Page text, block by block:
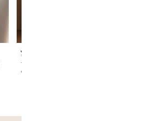
¥
アシンメトリー飾りヒョ
ウ柄トップス